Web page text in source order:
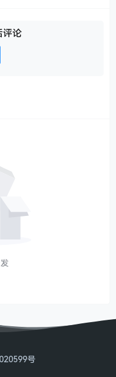
评论
号